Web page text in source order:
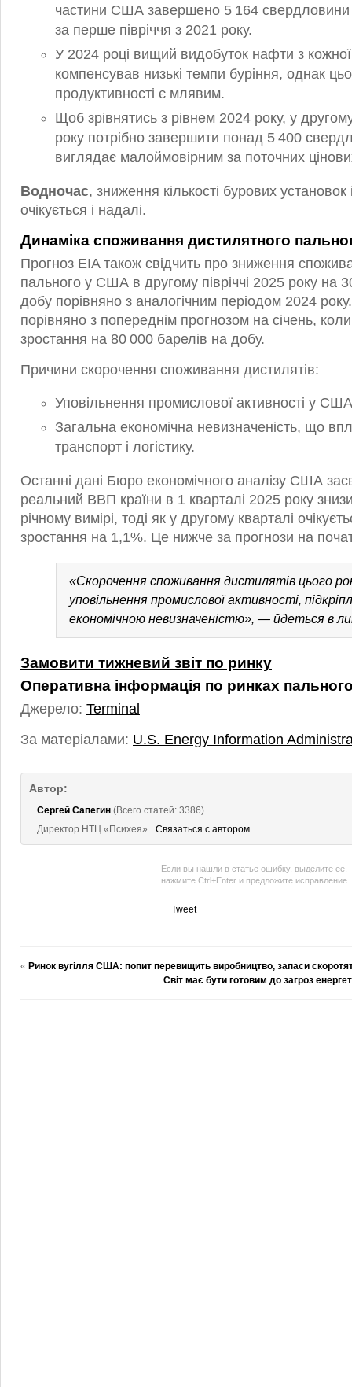
частини США завершено 5 164
за перше півріччя з 2021 року.
У 2024 році вищий видобуток нафти з
компенсував низькі темпи буріння, однак
продуктивності є млявим.
Щоб зрівнятись з рівнем 2024 року, у другому
року потрібно завершити понад 5 400
виглядає малоймовірним за поточних
Водночас, зниження кількості бурових установок
очікується і надалі.
Динаміка споживання дистилятного
Прогноз EIA також свідчить про зниження
пального у США в другому півріччі 2025 року на
добу порівняно з аналогічним періодом 2024
порівняно з попереднім прогнозом на січень,
зростання на 80 000 барелів на добу.
Причини скорочення споживання дистилятів:
Уповільнення промислової активності у
Загальна економічна невизначеність, що
транспорт і логістику.
Останні дані Бюро економічного аналізу США
реальний ВВП країни в 1 кварталі 2025 року
річному вимірі, тоді як у другому кварталі
зростання на 1,1%. Це нижче за прогнози на
«Скорочення споживання дистилятів цього
уповільнення промислової активності,
економічною невизначеністю», — йдеться в
Замовити тижневий звіт по ринку
Оперативна інформація по ринках
Джерело: Terminal
За матеріалами: U.S. Energy Information
Автор:
Сергей Сапегин (Всего статей: 3386)
Директор НТЦ «Психея»
Связаться с автором
Если вы нашли в статье ошибку, выделите ее,
нажмите Ctrl+Enter и предложите исправление
Tweet
« Ринок вугілля США: попит перевищить виробництво, запаси
Світ має бути готовим до загроз